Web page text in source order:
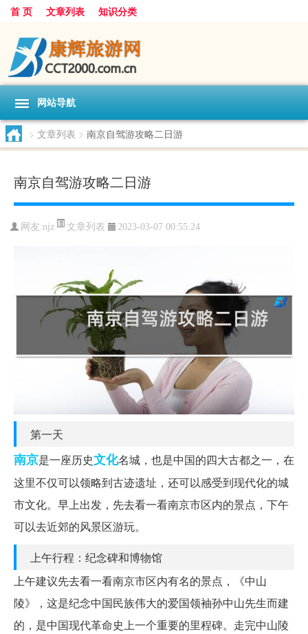
首 页 文章列表 知识分类
网站导航
> 文章列表 > 南京自驾游攻略二日游
南京自驾游攻略二日游
网友:njz 文章列表 2023-03-07 00:55:24
第一天
南京是一座历史文化名城，也是中国的四大古都之一，在
这里不仅可以领略到古迹遗址，还可以感受到现代化的城
市文化。早上出发，先去看一看南京市区内的景点，下午
可以去近郊的风景区游玩。
上午行程：纪念碑和博物馆
上午建议先去看一看南京市区内有名的景点，《中山
陵》，这是纪念中国民族伟大的爱国领袖孙中山先生而建
的，是中国现代革命史上一个重要的里程碑。走完中山陵